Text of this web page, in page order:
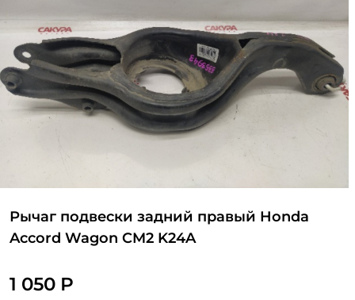
Рычаг подвески задний правый Honda
Accord Wagon CM2 K24A
1 050 Р